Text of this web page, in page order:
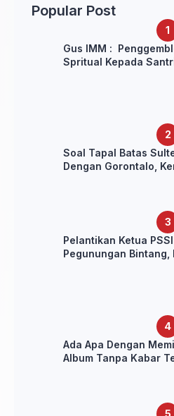
Popular Post
Gus IMM :
Spritual Kepada
Soal Tapal Batas
Dengan Gorontalo,
Pelantikan Ketua
Pegunungan Bintang,
Ada Apa Dengan
Album Tanpa Kabar